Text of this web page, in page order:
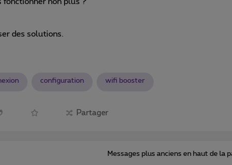
des solutions.
configuration wifi booster
Partager
Messages plus anciens en haut de la